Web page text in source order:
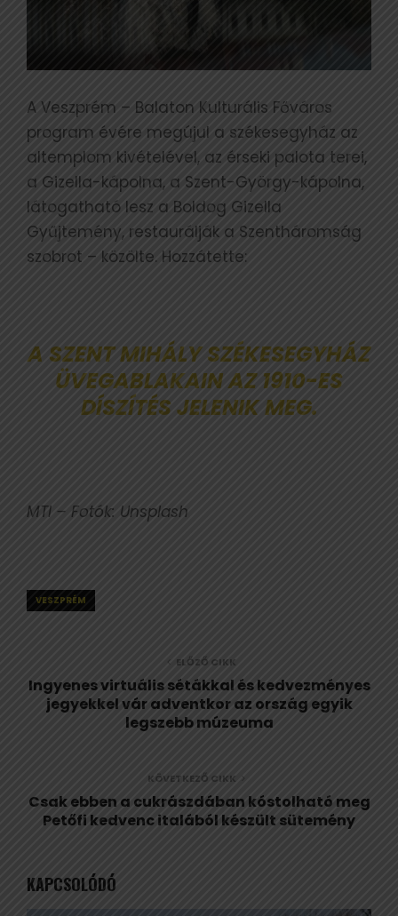
A Veszprém – Balaton Kulturális Főváros
program évére megújul a székesegyház az
altemplom kivételével, az érseki palota terei,
a Gizella-kápolna, a Szent-György-kápolna,
látogatható lesz a Boldog Gizella
Gyűjtemény, restaurálják a Szentháromság
szobrot – közölte. Hozzátette:
A SZENT MIHÁLY SZÉKESEGYHÁZ
ÜVEGABLAKAIN AZ 1910-ES
DÍSZÍTÉS JELENIK MEG.
MTI – Fotók: Unsplash
VESZPRÉM
ELŐZŐ CIKK
Ingyenes virtuális sétákkal és kedvezményes
jegyekkel vár adventkor az ország egyik
legszebb múzeuma
KÖVETKEZŐ CIKK
Csak ebben a cukrászdában kóstolható meg
Petőfi kedvenc italából készült sütemény
KAPCSOLÓDÓ